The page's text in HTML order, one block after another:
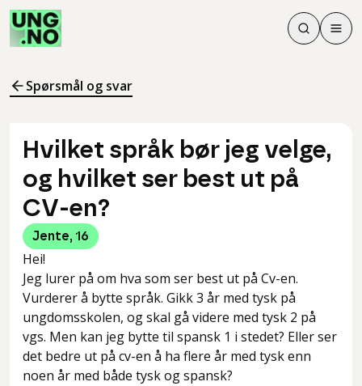
Søk
Søk
Meny
Spørsmål og svar
Hvilket språk bør jeg velge,
og hvilket ser best ut på
CV-en?
Jente, 16
Hei!
Jeg lurer på om hva som ser best ut på Cv-en.
Vurderer å bytte språk. Gikk 3 år med tysk på
ungdomsskolen, og skal gå videre med tysk 2 på
vgs. Men kan jeg bytte til spansk 1 i stedet? Eller ser
det bedre ut på cv-en å ha flere år med tysk enn
noen år med både tysk og spansk?